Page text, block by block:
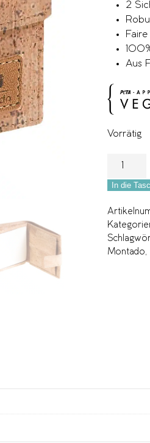
2
Faire
Aus
Vorrätig
In die
Montado